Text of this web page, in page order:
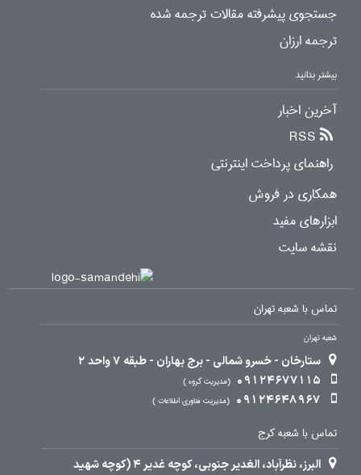
جستجوی پیشرفته مقالات ترجمه شده
ترجمه ارزان
بیشتر بدانید
آخرین اخبار
RSS
راهنمای پرداخت اینترنتی
همکاری در فروش
ابزارهای مفید
نقشه سایت
تماس با شعبه تهران
شعبه تهران
ستارخان - خسرو شمالی - برج بهاران - طبقه 7 واحد 2
09124677115
مدیریت گروه
09124648967 مدیریت فناوری اطلاعات
تماس با شعبه کرج
البرز، نظرآباد، الغدیر جنوبی، کوچه غدیر 4 (کوچه شهید